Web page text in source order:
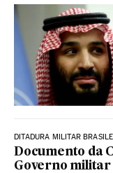
DITADURA MILITAR
Documento da
Governo